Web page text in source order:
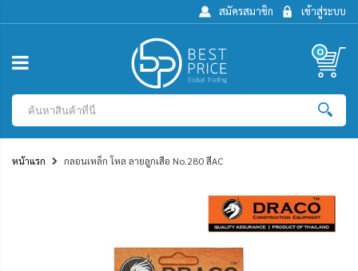
เข้าสู่ระบบ
สมัครสมาชิก
0
หน้าแรก กลอนเหล็ก โหล ลายลูกเสือ No.280 สีAC